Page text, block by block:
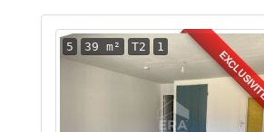
5 39 m² T2 1